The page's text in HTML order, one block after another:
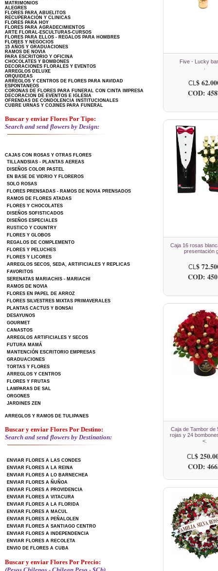
MATRIMONIOS
ALEGRES
FLORES PARA ABUELITOS
RECUPERACIÓN Y CLINICAS
FLORES PARA HOY
FLORES PARA AGRADECIMIENTOS
ARTE FLORAL-ESCULTURAS-CURSOS
FLORES PARA ELLOS - REGALOS PARA HOMBRES
FLORES Y NEGOCIOS
15 AÑOS Y GRADUACIONES
RAMOS DE NOVIA
PARA ESCRITORIO Y OFICINA
CHOCOLATES Y BOMBONES
DECORACIONES FLORALES Y EVENTOS
ARREGLOS DELUXE
ORQUIDEAS
ARREGLOS Y CENTROS DE FLORES PARA NAVIDAD
ESPONTANEOS
CORONAS DE FLORES PARA FUNERAL CON CINTA IMPRESA
DECORACION DE EVENTOS E IGLESIA
OFRENDAS DE CONDOLENCIA INSTITUCIONALES
CUBRE URNAS Y COJINES PARA FUNERAL
Buscar y enviar Flores Por Tipo:
Search and send flowers by Design:
CAJAS CON ROSAS Y OTRAS FLORES
TILLANDSIAS - PLANTAS AEREAS
DISEÑOS COLOR PASTEL
EN BASE DE VIDRIO Y FLOREROS
SOLO ROSAS
FLORES PRENSADAS - RAMOS DE NOVIA PRENSADOS
RAMOS DE FLORES ATADAS
FLORES Y CHOCOLATES
DISEÑOS SOFISTICADOS
DISEÑOS ESPECIALES
RUSTICO Y COUNTRY
FLORES Y GLOBOS
REGALOS DE COMPLEMENTO
FLORES Y PELUCHES
FLORES Y LICORES
ARREGLOS SECOS, SEDA, ARTIFICIALES Y REPLICAS
FAVORITOS
SERENATAS MARIACHIS - MARIACHI
RAMOS DE NOVIA
FLORES EN PAPEL DE ARROZ
FLORES SILVESTRES MIXTAS PRIMAVERALES
PLANTAS CACTUS Y BONSAI
DESAYUNOS
GOURMET
CANASTOS
ARREGLOS ARTIFICIALES Y SECOS
FUTURA MAMÁ
MANTENCIÓN ESCRITORIO EMPRESAS
GRADUACIONES
TORTAS Y FLORES
ARREGLOS Y CENTROS
FLORES Y FRUTAS
LAMPARAS DE SAL
ORGONES
JARDINES ZEN
ARREGLOS Y RAMOS DE TULIPANES
Buscar y enviar Flores Por Destino:
Search and send flowers by Destination:
ENVIAR FLORES A LAS CONDES
ENVIAR FLORES A LA REINA
ENVIAR FLORES A LO BARNECHEA
ENVIAR FLORES A ÑUÑOA
ENVIAR FLORES A PROVIDENCIA
ENVIAR FLORES A VITACURA
ENVIAR FLORES A LA FLORIDA
ENVIAR FLORES A MACUL
ENVIAR FLORES A PEÑALOLEN
ENVIAR FLORES A SANTIAGO CENTRO
ENVIAR FLORES A INDEPENDENCIA
ENVIAR FLORES A RECOLETA
ENVIO DE FLORES A CUBA
Buscar y enviar Flores Por Precio:
Five - Lucky
CL$
COD:
Caja 16 rosas
presentación
CL$
COD:
Caja de Tambor de
rojas y 24
<.
CL$
COD: